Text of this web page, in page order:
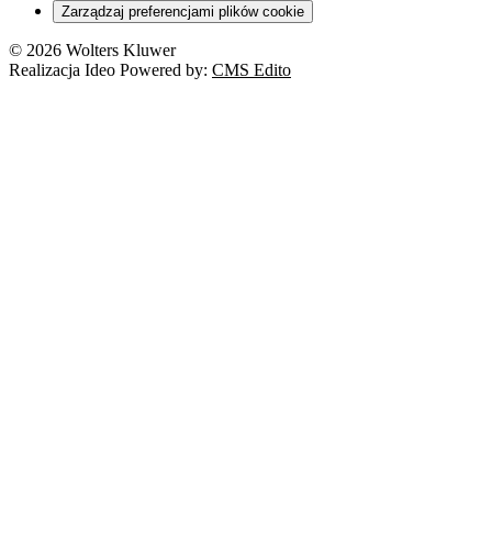
Zarządzaj preferencjami plików cookie
© 2026 Wolters Kluwer
Realizacja Ideo Powered by: CMS Edito